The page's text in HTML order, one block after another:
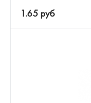
1.65 руб